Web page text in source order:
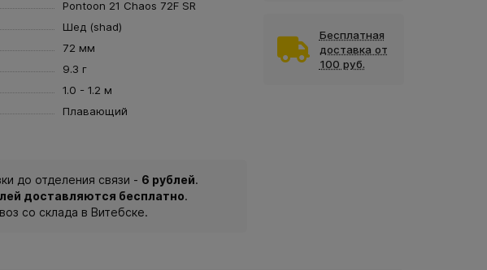
Pontoon 21 Chaos 72F SR
Шед (shad)
72 мм
9.3 г
1.0 - 1.2 м
Плавающий
до отделения связи - 6 рублей.
доставляются бесплатно.
со склада в Витебске.
Бесплатная
доставка от
100 руб.